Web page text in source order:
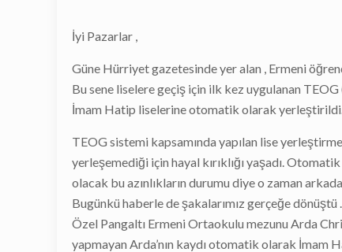
İyi Pazarlar ,
Güne Hürriyet gazetesinde yer alan , Ermeni
Bu sene liselere geçiş için ilk kez uygulanan
İmam Hatip liselerine otomatik olarak
TEOG sistemi kapsamında yapılan lise
yerleşemediği için hayal kırıklığı yaşadı.
olacak bu azınlıkların durumu diye o zaman
Bugünkü haberle de şakalarımız gerçeğe dönüştü .
Özel Pangaltı Ermeni Ortaokulu mezunu Arda
yapmayan Arda’nın kaydı otomatik olarak İmam